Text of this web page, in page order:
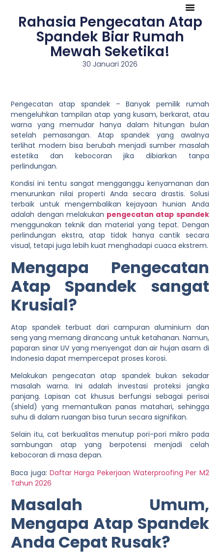
Rahasia Pengecatan Atap
Spandek Biar Rumah
Mewah Seketika!
30 Januari 2026
Pengecatan atap spandek –Banyak pemilik rumah
mengeluhkan tampilan atap yang kusam, berkarat, atau
warna yang memudar hanya dalam hitungan bulan
setelah pemasangan. Atap spandek yang awalnya
terlihat modern bisa berubah menjadi sumber masalah
estetika dan kebocoran jika dibiarkan tanpa
perlindungan.
Kondisi ini tentu sangat mengganggu kenyamanan dan
menurunkan nilai properti Anda secara drastis. Solusi
terbaik untuk mengembalikan kejayaan hunian Anda
adalah dengan melakukan pengecatan atap spandek
menggunakan teknik dan material yang tepat. Dengan
perlindungan ekstra, atap tidak hanya cantik secara
visual, tetapi juga lebih kuat menghadapi cuaca ekstrem.
Mengapa Pengecatan
Atap Spandek sangat
Krusial?
Atap spandek terbuat dari campuran aluminium dan
seng yang memang dirancang untuk ketahanan. Namun,
paparan sinar UV yang menyengat dan air hujan asam di
Indonesia dapat mempercepat proses korosi.
Melakukan pengecatan atap spandek bukan sekadar
masalah warna. Ini adalah investasi proteksi jangka
panjang. Lapisan cat khusus berfungsi sebagai perisai
(shield) yang memantulkan panas matahari, sehingga
suhu di dalam ruangan bisa turun secara signifikan.
Selain itu, cat berkualitas menutup pori-pori mikro pada
sambungan atap yang berpotensi menjadi celah
kebocoran di masa depan.
Baca juga:Daftar Harga Pekerjaan Waterproofing Per M2
Tahun 2026
Masalah Umum,
Mengapa Atap Spandek
Anda Cepat Rusak?